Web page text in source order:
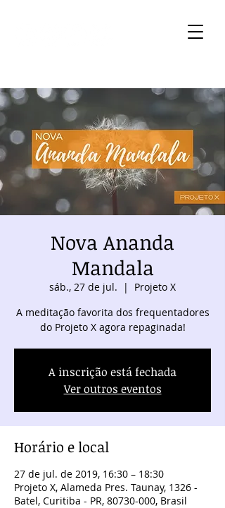
Nova Ananda
Mandala
sáb., 27 de jul.
  |
Projeto X
A meditação favorita dos frequentadores
do Projeto X agora repaginada!
A inscrição está fechada
Ver outros eventos
Horário e local
27 de jul. de 2019, 16:30 – 18:30
Projeto X, Alameda Pres. Taunay, 1326 -
Batel, Curitiba - PR, 80730-000, Brasil